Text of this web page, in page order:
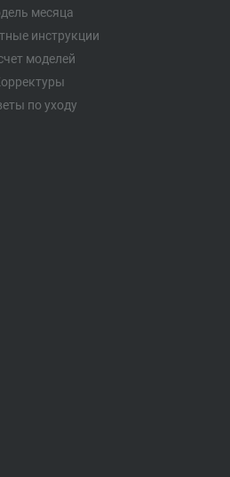
месяца
инструкции
моделей
по уходу